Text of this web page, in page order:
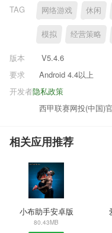
TAG 网络游戏 休闲
模拟 经营策略
版本
V5.4.6
要求
Android 4.4以上
隐私政策
开发者
西甲联赛网投(中国)
相关应用推荐
小布助手安卓版
80.43MB